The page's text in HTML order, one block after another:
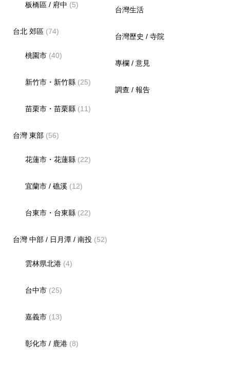
板橋區 / 府中 (5)
台北 郊區(74)
桃園市 (40)
新竹市・新竹縣 (25)
苗栗市・苗栗縣 (11)
台灣 東部(56)
花蓮市・花蓮縣 (22)
宜蘭市 / 礁溪 (12)
台東市・台東縣 (22)
台灣 中部 / 日月潭 / 南投(52)
雲林県北港 (4)
台中市 (25)
嘉義市 (13)
彰化市 / 鹿港 (8)
台灣生活
台灣歷史 / 寺院
專欄 / 意見
調查 / 報告